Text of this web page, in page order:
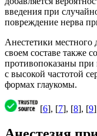
введения при
повреждение нерва
Анестетики местного
своем составе также
противопоказаны при
с высокой частотой
формах глаукомы.
[6], [7], [8], [9